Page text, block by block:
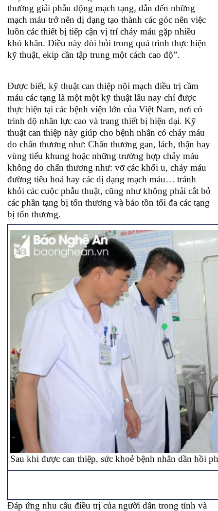
thường giải phẫu động mạch tạng, dẫn đến những
mạch máu trở nên dị dạng tạo thành các góc nên việc
luồn các thiết bị tiếp cận vị trí chảy máu gặp nhiều
khó khăn. Điều này đòi hỏi trong quá trình thực hiện
kỹ thuật, ekip cần tập trung một cách cao độ”.
Được biết, kỹ thuật can thiệp nội mạch điều trị cầm
máu các tạng là một một kỹ thuật lâu nay chỉ được
thực hiện tại các bệnh viện lớn của Việt Nam, nơi có
trình độ nhân lực cao và trang thiết bị hiện đại. Kỹ
thuật can thiệp này giúp cho bệnh nhân có chảy máu
do chấn thương như: Chấn thương gan, lách, thận hay
vùng tiểu khung hoặc những trường hợp chảy máu
không do chấn thương như: vỡ các khối u, chảy máu
đường tiêu hoá hay các dị dạng mạch máu… tránh
khỏi các cuộc phẫu thuật, cũng như không phải cắt bỏ
các phần tạng bị tổn thương và bảo tồn tối đa các tạng
bị tổn thương.
Sau khi được can thiệp, sức khoẻ bệnh nhân dần hồi
Đáp ứng nhu cầu điều trị của người dân trong tỉnh và